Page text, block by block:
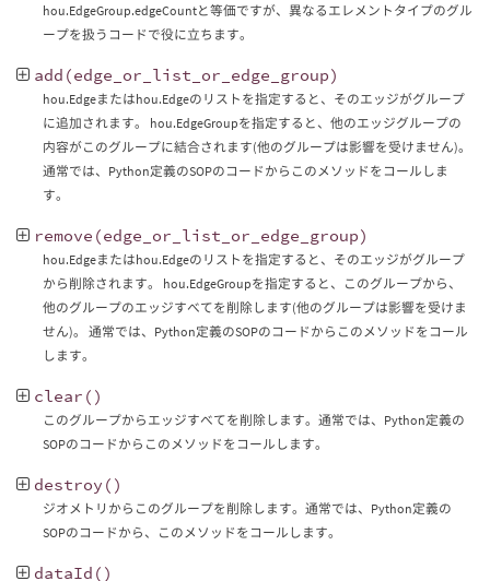
hou.EdgeGroup.edgeCountと等価ですが、異なるエレメントタイプのグル
ープを扱うコードで役に立ちます。
add (edge_or_list_or_edge_group)
hou.Edgeまたはhou.Edgeのリストを指定すると、そのエッジがグループ
に追加されます。 hou.EdgeGroupを指定すると、他のエッジグループの
内容がこのグループに結合されます(他のグループは影響を受けません)。
通常では、Python定義のSOPのコードからこのメソッドをコールしま
す。
remove (edge_or_list_or_edge_group)
hou.Edgeまたはhou.Edgeのリストを指定すると、そのエッジがグループ
から削除されます。 hou.EdgeGroupを指定すると、このグループから、
他のグループのエッジすべてを削除します(他のグループは影響を受けま
せん)。 通常では、Python定義のSOPのコードからこのメソッドをコール
します。
clear ()
このグループからエッジすべてを削除します。通常では、Python定義の
SOPのコードからこのメソッドをコールします。
destroy ()
ジオメトリからこのグループを削除します。通常では、Python定義の
SOPのコードから、このメソッドをコールします。
dataId ()